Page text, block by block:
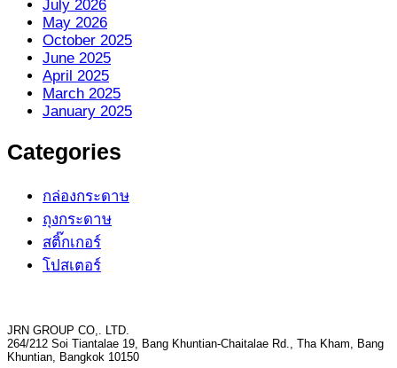
July 2026
May 2026
October 2025
June 2025
April 2025
March 2025
January 2025
Categories
กล่องกระดาษ
ถุงกระดาษ
สติ๊กเกอร์
โปสเตอร์
JRN GROUP CO,. LTD.
264/212 Soi Tiantalae 19, Bang Khuntian-Chaitalae Rd., Tha Kham, Bang
Khuntian, Bangkok 10150